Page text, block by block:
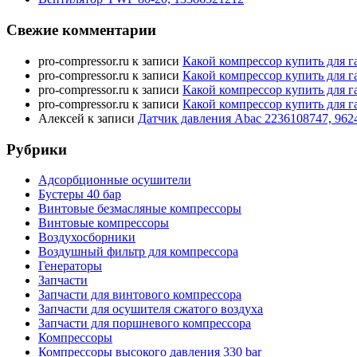
Свежие комментарии
pro-compressor.ru к записи Какой компрессор купить для
pro-compressor.ru к записи Какой компрессор купить для
pro-compressor.ru к записи Какой компрессор купить для
pro-compressor.ru к записи Какой компрессор купить для
Алексей к записи Датчик давления Abac 2236108747,
Рубрики
Адсорбционные осушители
Бустеры 40 бар
Винтовые безмасляные компрессоры
Винтовые компрессоры
Воздухосборники
Воздушный фильтр для компрессора
Генераторы
Запчасти
Запчасти для винтового компрессора
Запчасти для осушителя сжатого воздуха
Запчасти для поршневого компрессора
Компрессоры
Компрессоры высокого давления 330 bar